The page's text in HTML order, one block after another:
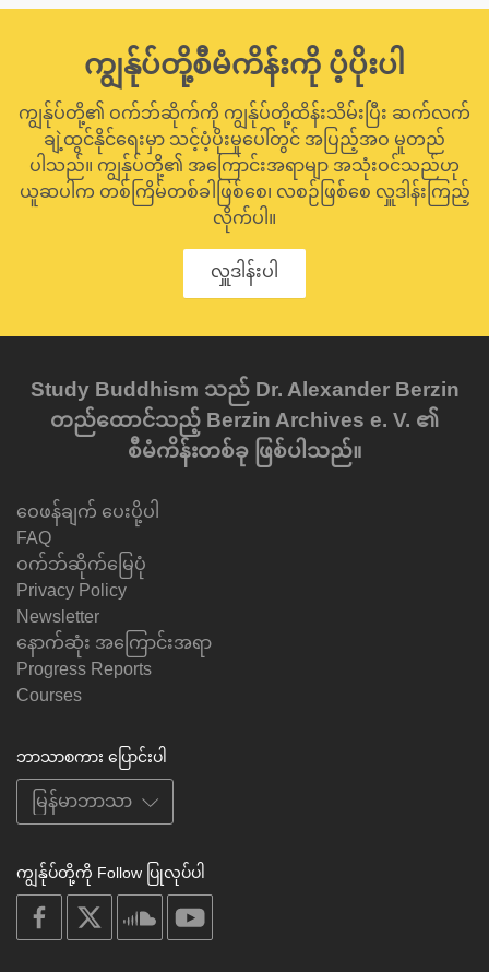
ကျွန်ုပ်တို့စီမံကိန်းကို ပံ့ပိုးပါ
ကျွန်ုပ်တို့၏ ဝက်ဘ်ဆိုက်ကို ကျွန်ုပ်တို့ထိန်းသိမ်းပြီး ဆက်လက်
ချဲ့ထွင်နိုင်ရေးမှာ သင့်ပံ့ပိုးမှုပေါ်တွင် အပြည့်အဝ မူတည်
ပါသည်။ ကျွန်ုပ်တို့၏ အကြောင်းအရာမျာ အသုံးဝင်သည်ဟု
ယူဆပါက တစ်ကြိမ်တစ်ခါဖြစ်စေ၊ လစဉ်ဖြစ်စေ လှူဒါန်းကြည့်
လိုက်ပါ။
လှူဒါန်းပါ
Study Buddhism သည် Dr. Alexander Berzin
တည်ထောင်သည့် Berzin Archives e. V. ၏
စီမံကိန်းတစ်ခု ဖြစ်ပါသည်။
ဝေဖန်ချက် ပေးပို့ပါ
FAQ
ဝက်ဘ်ဆိုက်မြေပုံ
Privacy Policy
Newsletter
နောက်ဆုံး အကြောင်းအရာ
Progress Reports
Courses
ဘာသာစကား ပြောင်းပါ
ကျွန်ုပ်တို့ကို Follow ပြုလုပ်ပါ
on
facebook
soundcloud